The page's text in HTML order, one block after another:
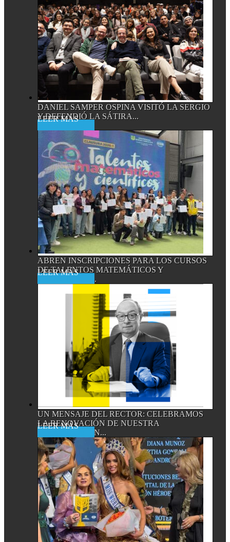
DANIEL SAMPER OSPINA VISITÓ LA SERGIO
Y DEFENDIÓ LA SÁTIRA...
ABREN INSCRIPCIONES PARA LOS CURSOS
DE TALENTOS MATEMÁTICOS Y
CIENTÍFICOS,...
UN MENSAJE DEL RECTOR: CELEBRAMOS
LA RENOVACIÓN DE NUESTRA
ACREDITACIÓN...